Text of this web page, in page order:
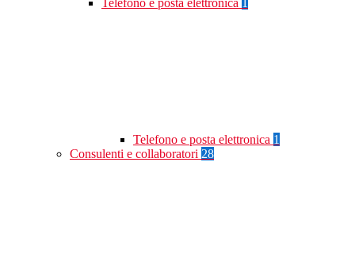
Telefono e posta elettronica 1
Telefono e posta elettronica 1
Consulenti e collaboratori 28